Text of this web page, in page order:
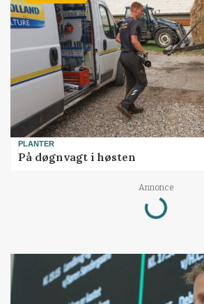
PLANTER
På døgnvagt i høsten
Annonce
Loading...